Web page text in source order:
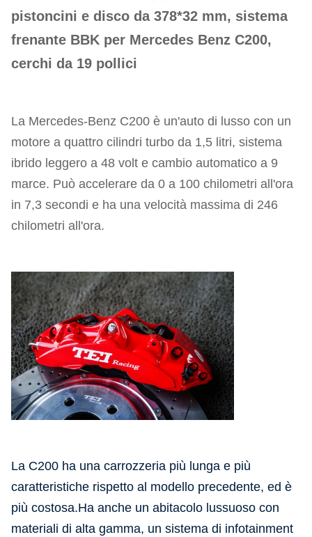
pistoncini e disco da 378*32 mm, sistema
frenante BBK per Mercedes Benz C200,
cerchi da 19 pollici
La Mercedes-Benz C200 è un'auto di lusso con un
motore a quattro cilindri turbo da 1,5 litri, sistema
ibrido leggero a 48 volt e cambio automatico a 9
marce. Può accelerare da 0 a 100 chilometri all'ora
in 7,3 secondi e ha una velocità massima di 246
chilometri all'ora.
La C200 ha una carrozzeria più lunga e più
caratteristiche rispetto al modello precedente, ed è
più costosa.Ha anche un abitacolo lussuoso con
materiali di alta gamma, un sistema di infotainment